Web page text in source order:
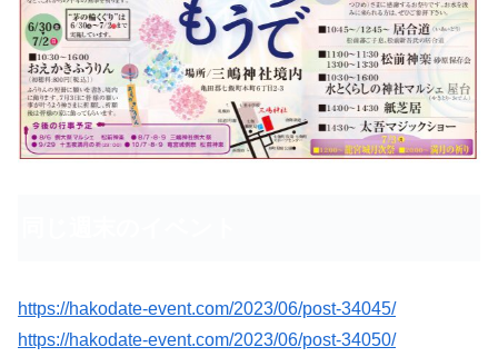
https://hakodate-event.com/2023/06/post-34045/
https://hakodate-event.com/2023/06/post-34050/